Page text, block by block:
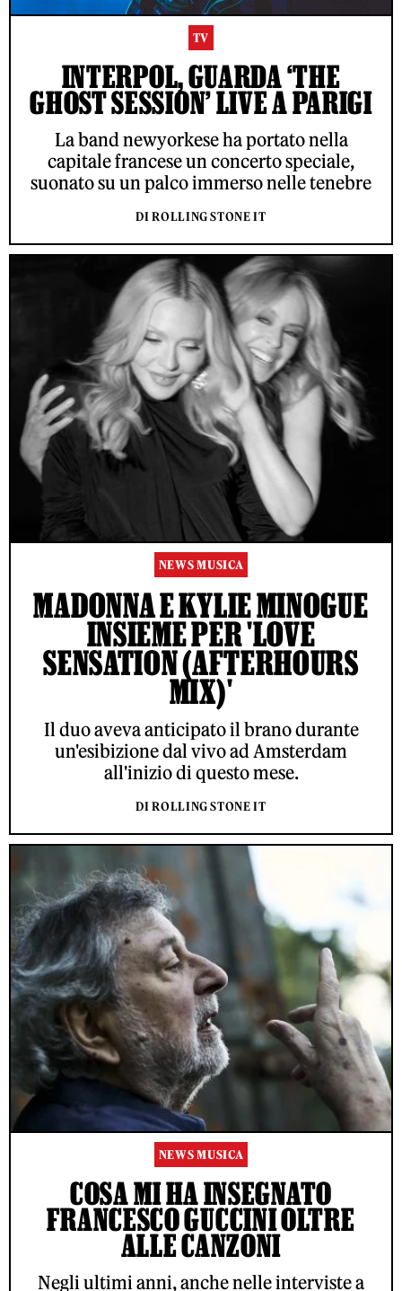
TV
INTERPOL, GUARDA ‘THE
GHOST SESSION’ LIVE A PARIGI
La band newyorkese ha portato nella
capitale francese un concerto speciale,
suonato su un palco immerso nelle tenebre
DI ROLLING STONE IT
NEWS MUSICA
MADONNA E KYLIE MINOGUE
INSIEME PER 'LOVE
SENSATION (AFTERHOURS
MIX)'
Il duo aveva anticipato il brano durante
un'esibizione dal vivo ad Amsterdam
all'inizio di questo mese.
DI ROLLING STONE IT
NEWS MUSICA
COSA MI HA INSEGNATO
FRANCESCO GUCCINI OLTRE
ALLE CANZONI
Negli ultimi anni, anche nelle interviste a